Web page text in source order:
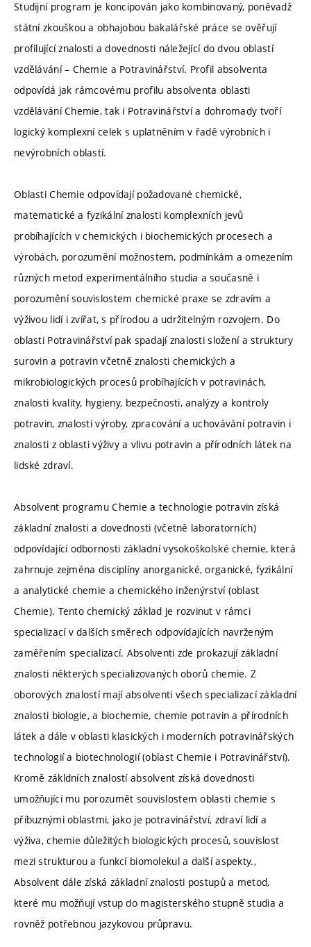
Studijní program je koncipován jako kombinovaný, poněvadž
státní zkouškou a obhajobou bakalářské práce se ověřují
profilující znalosti a dovednosti náležející do dvou oblastí
vzdělávání – Chemie a Potravinářství. Profil absolventa
odpovídá jak rámcovému profilu absolventa oblasti
vzdělávání Chemie, tak i Potravinářství a dohromady tvoří
logický komplexní celek s uplatněním v řadě výrobních i
nevýrobních oblastí.
Oblasti Chemie odpovídají požadované chemické,
matematické a fyzikální znalosti komplexních jevů
probíhajících v chemických i biochemických procesech a
výrobách, porozumění možnostem, podmínkám a omezením
různých metod experimentálního studia a současně i
porozumění souvislostem chemické praxe se zdravím a
výživou lidí i zvířat, s přírodou a udržitelným rozvojem. Do
oblasti Potravinářství pak spadají znalosti složení a struktury
surovin a potravin včetně znalosti chemických a
mikrobiologických procesů probíhajících v potravinách,
znalosti kvality, hygieny, bezpečnosti, analýzy a kontroly
potravin, znalosti výroby, zpracování a uchovávání potravin i
znalosti z oblasti výživy a vlivu potravin a přírodních látek na
lidské zdraví.
Absolvent programu Chemie a technologie potravin získá
základní znalosti a dovednosti (včetně laboratorních)
odpovídající odbornosti základní vysokoškolské chemie, která
zahrnuje zejména disciplíny anorganické, organické, fyzikální
a analytické chemie a chemického inženýrství (oblast
Chemie). Tento chemický základ je rozvinut v rámci
specializací v dalších směrech odpovídajících navrženým
zaměřením specializací. Absolventi zde prokazují základní
znalosti některých specializovaných oborů chemie. Z
oborových znalostí mají absolventi všech specializací základní
znalosti biologie, a biochemie, chemie potravin a přírodních
látek a dále v oblasti klasických i moderních potravinářských
technologií a biotechnologií (oblast Chemie i Potravinářství).
Kromě zákldních znalostí absolvent získá dovednosti
umožňující mu porozumět souvislostem oblasti chemie s
příbuznými oblastmi, jako je potravinářství, zdraví lidí a
výživa, chemie důležitých biologických procesů, souvislost
mezi strukturou a funkcí biomolekul a další aspekty.,
Absolvent dále získá základní znalosti postupů a metod,
které mu možňují vstup do magisterského stupně studia a
rovněž potřebnou jazykovou průpravu.